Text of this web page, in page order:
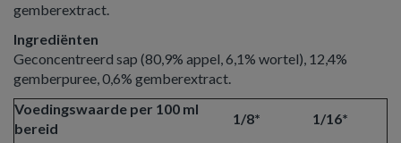
gemberextract.
Ingrediënten
Geconcentreerd sap (80,9% appel, 6,1% wortel), 12,4%
gemberpuree, 0,6% gemberextract.
Voedingswaarde per 100 ml
bereid
1/8* 1/16*